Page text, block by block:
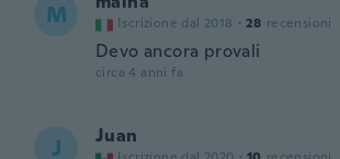
M Iscrizione dal 2018 · 28 recensioni
Devo ancora provali
circa 4 anni fa
J Juan